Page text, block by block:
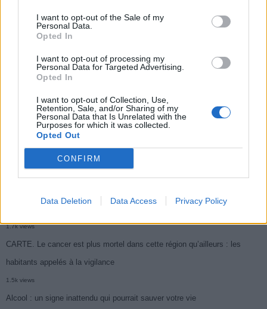
I want to opt-out of the Sale of my
Personal Data.
Opted In
I want to opt-out of processing my
Personal Data for Targeted Advertising.
Opted In
I want to opt-out of Collection, Use,
Retention, Sale, and/or Sharing of my
Personal Data that Is Unrelated with the
Purposes for which it was collected.
Opted Out
CONFIRM
Data Deletion Data Access Privacy Policy
Populaires
Médicament retiré en urgence pour risques graves et données falsifiées
Ce cancer mortel explose chez les personnes nées après 1980 : le
symptôme à repérer
Je suis cardiologue et voici le seul chocolat que je valide : c’est le
Cancer du foie : Symptômes silencieux mais vitaux à connaître
1.7k views
CARTE. Le cancer est plus mortel dans cette région qu’ailleurs : les
habitants appelés à la vigilance
1.5k views
Alcool : un signe inattendu qui pourrait sauver votre vie